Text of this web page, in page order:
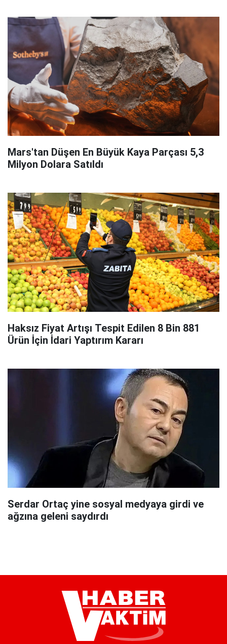
Mars'tan Düşen En Büyük Kaya Parçası 5,3
Milyon Dolara Satıldı
Haksız Fiyat Artışı Tespit Edilen 8 Bin 881
Ürün İçin İdari Yaptırım Kararı
Serdar Ortaç yine sosyal medyaya girdi ve
ağzına geleni saydırdı